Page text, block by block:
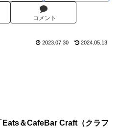
コメント
2023.07.30 2024.05.13
Eats＆CafeBar Craft（クラフ